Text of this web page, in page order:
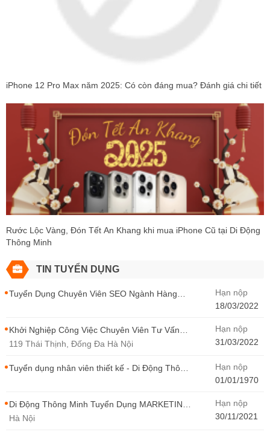
iPhone 12 Pro Max năm 2025: Có còn đáng mua? Đánh giá chi tiết
Rước Lộc Vàng, Đón Tết An Khang khi mua iPhone Cũ tại Di Động
Thông Minh
TIN TUYỂN DỤNG
Tuyển Dụng Chuyên Viên SEO Ngành Hàng
Hạn nộp
18/03/2022
Khởi Nghiệp Công Việc Chuyên Viên Tư Vấn
Bán Hàng Di Động Thông Minh
119 Thái Thịnh, Đống Đa Hà Nội
Hạn nộp
31/03/2022
Tuyển dụng nhân viên thiết kế - Di Động Thông
Hạn nộp
01/01/1970
Di Động Thông Minh Tuyển Dụng MARKETING
- CONTENT WIRITER
Hà Nội
Hạn nộp
30/11/2021